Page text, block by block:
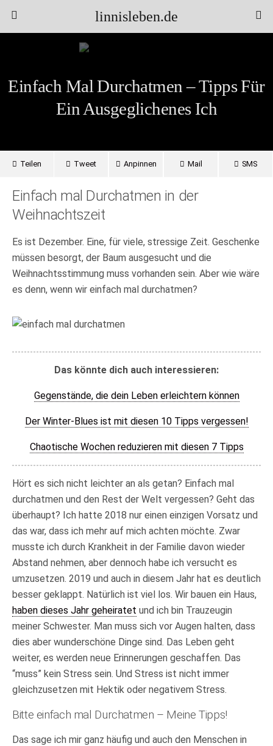
linnisleben.de
Einfach Mal Durchatmen – Tipps Für
Ein Ausgeglichenes Ich
Teilen Tweet Anpinnen Mail SMS
Einfach mal Durchatmen in der
Weihnachtszeit
Es ist Dezember. Eine, für viele, stressige Zeit. Geschenke
müssen besorgt, der Baum ausgesucht und die
Weihnachtsstimmung muss vorhanden sein. Aber wie wäre
es denn, wenn wir einfach mal durchatmen?
Das könnte dich auch interessieren:
Gegenstände, die dein Leben erleichtern können
Der Winter-Blues ist mit diesen 10 Tipps vergessen!
Chaotische Wochen reduzieren mit diesen 7 Tipps
Hört es sich nicht leichter an als getan? Einfach mal
durchatmen und den Rest der Welt vergessen? Geht das
überhaupt? Ich hatte 2018 nur einen einzigen Vorsatz und
das war, dass ich mehr auf mich achten möchte. Zwar
musste ich durch Krankheit in der Familie davon wieder
Abstand nehmen, aber dennoch habe ich versucht es
umzusetzen. 2019 und auch in diesem Jahr hat es deutlich
besser geklappt. Natürlich ist viel los. Wir bauen ein Haus,
haben dieses Jahr geheiratet und ich bin Trauzeugin
meiner Schwester. Man muss sich vor Augen halten, dass
dies aber wunderschöne Dinge sind. Das Leben geht
weiter, es werden neue Erinnerungen geschaffen. Das
“muss” kein Stress sein. Und Stress ist nicht immer
gleichzusetzen mit Hektik oder negativem Stress.
Bitte einfach mal Durchatmen – Meine Tipps!
Das sage ich mir ganz häufig und auch den Menschen in